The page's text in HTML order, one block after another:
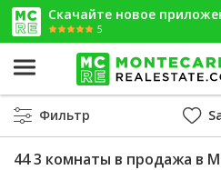
Скачайте новое
5
Фильтр
44 3 комнаты в продажа в